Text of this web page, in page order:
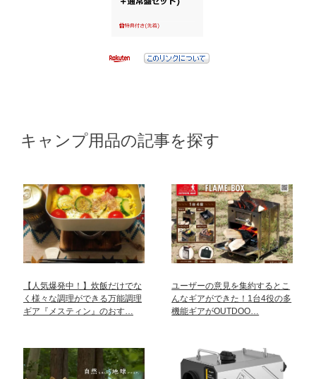
キャンプ用品の記事を探す
【人気爆発中！】炊飯だけでな
く様々な調理ができる万能調理
ギア『メスティン』のおす…
ユーザーの意見を集約するとこ
んなギアができた！1台4役の多
機能ギアがOUTDOO…